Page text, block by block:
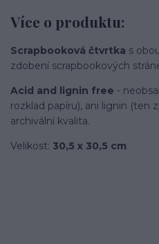
Více o produktu:
Scrapbooková čtvrtka s
zdobení scrapbookových
Acid and lignin free -
rozklad papíru), ani lignin (ten
archivální kvalita.
Velikost: 30,5 x 30,5 cm